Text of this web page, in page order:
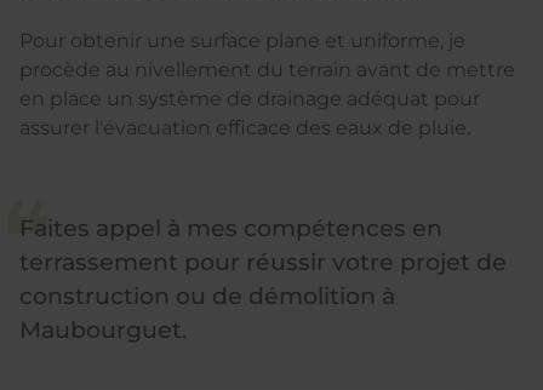
Pour obtenir une surface plane et uniforme, je
procède au nivellement du terrain avant de mettre
en place un système de drainage adéquat pour
assurer l'évacuation efficace des eaux de pluie.
Faites appel à mes compétences en
terrassement pour réussir votre projet de
construction ou de démolition à
Maubourguet.